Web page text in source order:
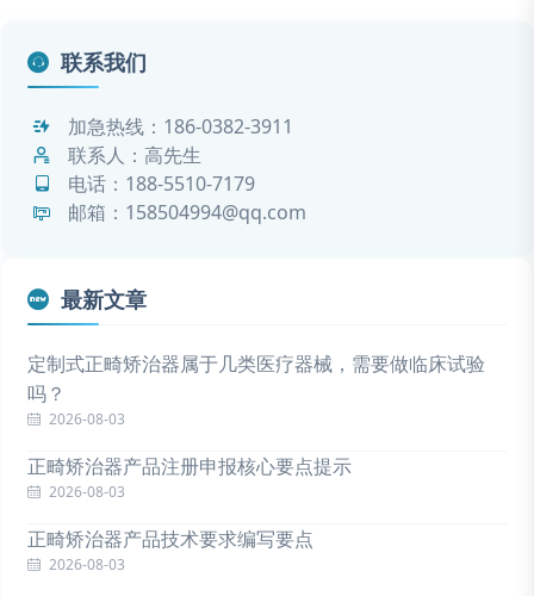
联系我们
加急热线： 186-0382-3911
联系人：高先生
电话： 188-5510-7179
邮箱：158504994@qq.com
最新文章
定制式正畸矫治器属于几类医疗器械，需要做临床试验
吗？
2026-08-03
正畸矫治器产品注册申报核心要点提示
2026-08-03
正畸矫治器产品技术要求编写要点
2026-08-03